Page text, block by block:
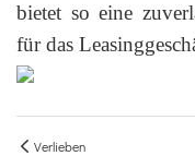
bietet so eine
für das
Verlieben